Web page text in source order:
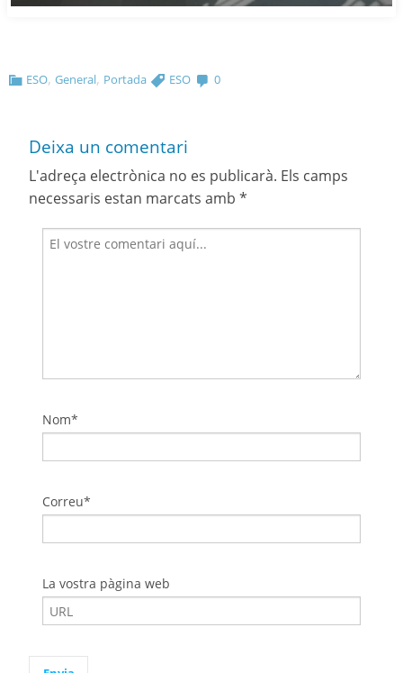
ESO,General, Portada ESO 0
Deixa un comentari
L'adreça electrònica no es publicarà. Els camps
necessaris estan marcats amb *
Nom*
Correu*
La vostra pàgina web